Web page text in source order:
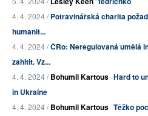
4. 4. 2024 /Potravinářská charita
humanit...
4. 4. 2024 /ČRo: Neregulovaná umělá
zahltit. Vz...
4. 4. 2024 /Bohumil Kartous Hard to
in Ukraine
4. 4. 2024 /Bohumil Kartous Těžko